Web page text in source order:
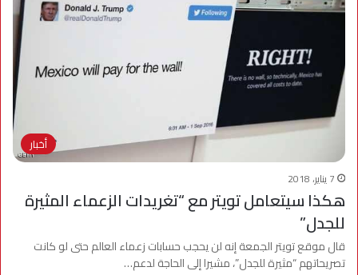
أخبار
7 يناير، 2018
هكذا سيتعامل تويتر مع “تغريدات الزعماء المثيرة
للجدل”
قال موقع تويتر الجمعة إنه لن يحجب حسابات زعماء العالم حتى لو كانت
تصريحاتهم “مثيرة للجدل”، مشيرا إلى الحاجة لدعم…